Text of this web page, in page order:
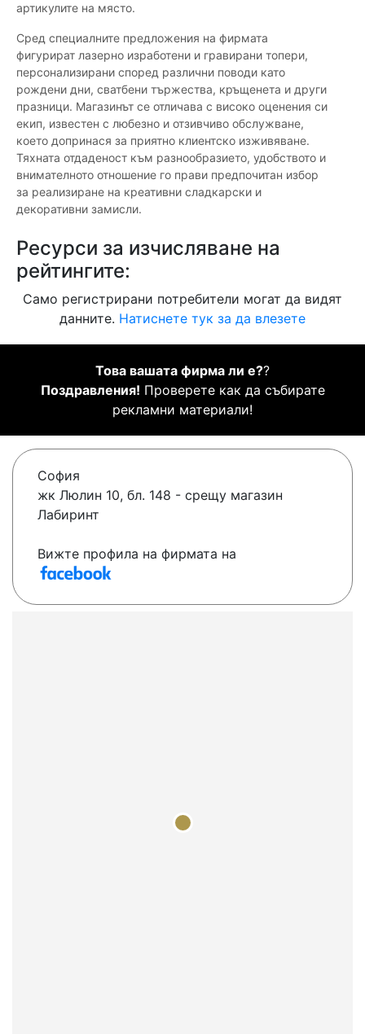
артикулите на място.
Сред специалните предложения на фирмата
фигурират лазерно изработени и гравирани топери,
персонализирани според различни поводи като
рождени дни, сватбени тържества, кръщенета и други
празници. Магазинът се отличава с високо оценения си
екип, известен с любезно и отзивчиво обслужване,
което допринася за приятно клиентско изживяване.
Тяхната отдаденост към разнообразието, удобството и
внимателното отношение го прави предпочитан избор
за реализиране на креативни сладкарски и
декоративни замисли.
Ресурси за изчисляване на
рейтингите:
Само регистрирани потребители могат да видят
данните. Натиснете тук за да влезете
Това вашата фирма ли е??
Поздравления! Проверете как да събирате
рекламни материали!
София
жк Люлин 10, бл. 148 - срещу магазин
Лабиринт
Вижте профила на фирмата на